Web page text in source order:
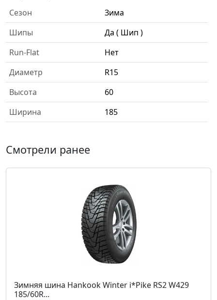
Сезон
Зима
Шипы
Да ( Шип )
Run-Flat
Нет
Диаметр
R15
Высота
60
Ширина
185
Смотрели ранее
Зимняя шина Hankook Winter i*Pike RS2 W429
185/60R...